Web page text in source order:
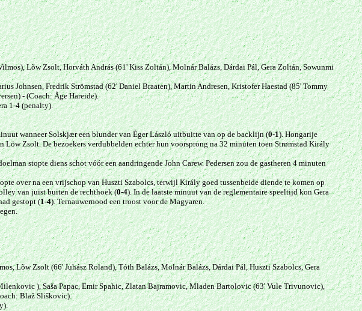
Lõw Zsolt, Horváth András (61' Kiss Zoltán), Molnár Balázs, Dárdai Pál, Gera Zoltán, Sowunmi
Johnsen, Fredrik Strömstad (62' Daniel Braaten), Martin Andresen, Kristofer Haestad (85' Tommy
- (Coach: Åge Hareide).
1-4 (penalty).
wanneer Solskjær een blunder vanÉgerLászló uitbuitte van op de backlijn (0-1). Hongarije
Zsolt. De bezoekers verdubbelden echter hun voorsprong na 32 minuten toen Strømstad Király
stopte diens schot vóór een aandringende John Carew. Pedersen zou de gastheren 4 minuten
over na een vrijschop van Huszti Szabolcs, terwijl Király goed tussenbeide diende te komen op
van juist buiten de rechthoek (0-4). In de laatste minuut van de reglementaire speeltijd kon Gera
gestopt (1-4). Ternauwernood een troost voor de Magyaren.
Lõw Zsolt (66' Juhász Roland), Tóth Balázs, Molnár Balázs, Dárdai Pál, Huszti Szabolcs, Gera
), Saša Papac, Emir Spahic, Zlatan Bajramovic, Mladen Bartolovic (63' Vule Trivunovic),
Blaž Sliškovic).